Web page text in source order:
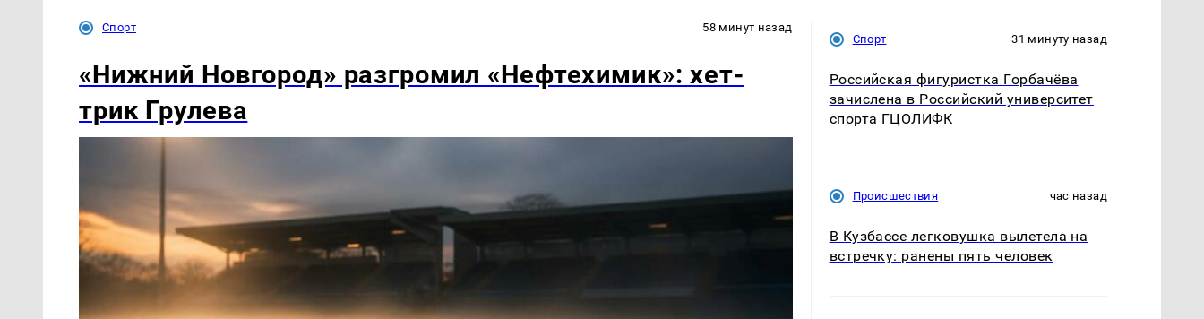
Спорт 58 минут назад
«Нижний Новгород» разгромил «Нефтехимик»: хет-
трик Грулева
Спорт 31 минуту назад
Российская фигуристка Горбачёва
зачислена в Российский университет
спорта ГЦОЛИФК
Происшествия час назад
В Кузбассе легковушка вылетела на
встречку: ранены пять человек